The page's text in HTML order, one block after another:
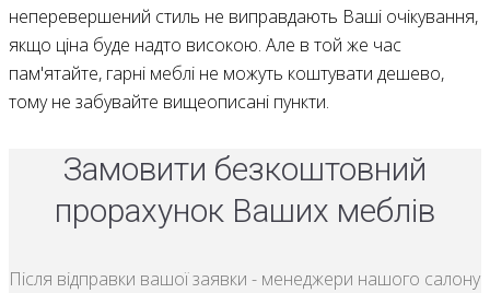
неперевершений стиль не виправдають Ваші очікування,
якщо ціна буде надто високою. Але в той же час
пам'ятайте, гарні меблі не можуть коштувати дешево,
тому не забувайте вищеописані пункти.
Замовити безкоштовний
прорахунок Ваших меблів
Після відправки вашої заявки - менеджери нашого салону